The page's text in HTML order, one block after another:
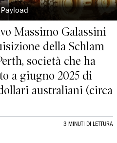
Massimo Galassini
della Schlam
società che ha
a giugno 2025 di
australiani (circa
3 MINUTI DI LETTURA